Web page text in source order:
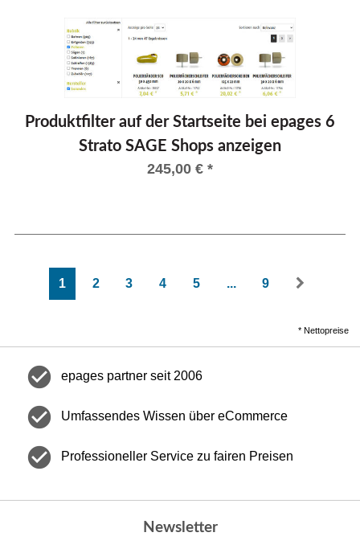
Produktfilter auf der Startseite bei epages 6
Strato SAGE Shops anzeigen
245,00 € *
1 2 3 4 5 ... 9
* Nettopreise
check_circle epages partner seit 2006
check_circle Umfassendes Wissen über eCommerce
check_circle Professioneller Service zu fairen Preisen
Newsletter